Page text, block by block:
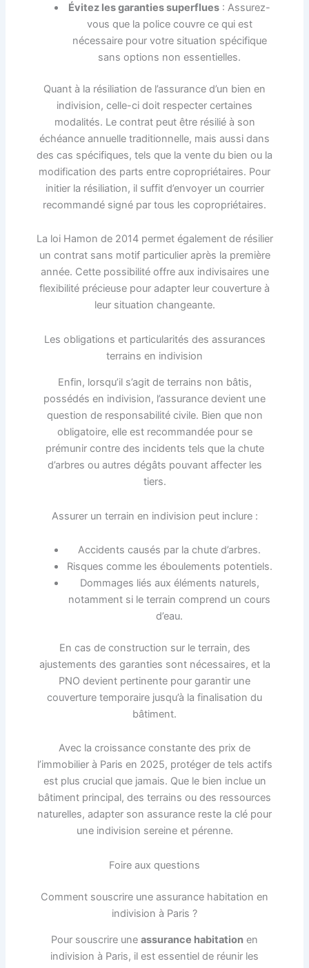
Évitez les garanties superflues : Assurez-
vous que la police couvre ce qui est
nécessaire pour votre situation spécifique
sans options non essentielles.
Quant à la résiliation de l’assurance d’un bien en
indivision, celle-ci doit respecter certaines
modalités. Le contrat peut être résilié à son
échéance annuelle traditionnelle, mais aussi dans
des cas spécifiques, tels que la vente du bien ou la
modification des parts entre copropriétaires. Pour
initier la résiliation, il suffit d’envoyer un courrier
recommandé signé par tous les copropriétaires.
La loi Hamon de 2014 permet également de résilier
un contrat sans motif particulier après la première
année. Cette possibilité offre aux indivisaires une
flexibilité précieuse pour adapter leur couverture à
leur situation changeante.
Les obligations et particularités des assurances
terrains en indivision
Enfin, lorsqu’il s’agit de terrains non bâtis,
possédés en indivision, l’assurance devient une
question de responsabilité civile. Bien que non
obligatoire, elle est recommandée pour se
prémunir contre des incidents tels que la chute
d’arbres ou autres dégâts pouvant affecter les
tiers.
Assurer un terrain en indivision peut inclure :
Accidents causés par la chute d’arbres.
Risques comme les éboulements potentiels.
Dommages liés aux éléments naturels,
notamment si le terrain comprend un cours
d’eau.
En cas de construction sur le terrain, des
ajustements des garanties sont nécessaires, et la
PNO devient pertinente pour garantir une
couverture temporaire jusqu’à la finalisation du
bâtiment.
Avec la croissance constante des prix de
l’immobilier à Paris en 2025, protéger de tels actifs
est plus crucial que jamais. Que le bien inclue un
bâtiment principal, des terrains ou des ressources
naturelles, adapter son assurance reste la clé pour
une indivision sereine et pérenne.
Foire aux questions
Comment souscrire une assurance habitation en
indivision à Paris ?
Pour souscrire une assurance habitation en
indivision à Paris, il est essentiel de réunir les